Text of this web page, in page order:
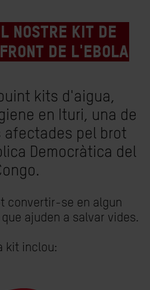
nostre kit de
de l'ebola
kits d'aigua,
en Ituri, una de
afectades pel brot
Democràtica del
convertir-se en algun
ajuden a salvar vides.
kit inclou: